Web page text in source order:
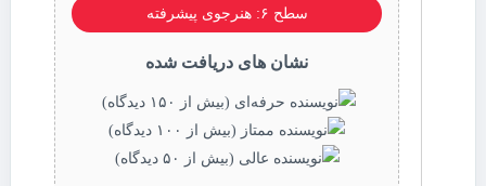
سطح ۶: هنرجوی پیشرفته
نشان های دریافت شده